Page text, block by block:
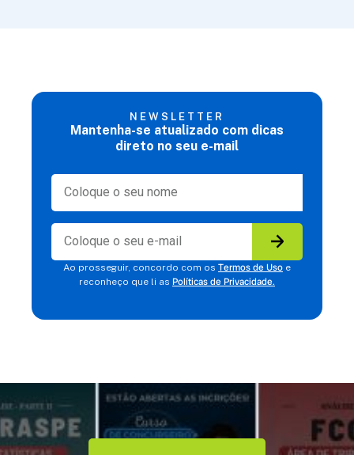
NEWSLETTER
Mantenha-se atualizado com dicas
direto no seu e-mail
Ao prosseguir, concordo com os Termos de Uso e
reconheço que li as Políticas de Privacidade.